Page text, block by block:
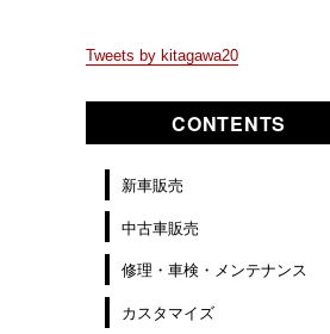
Tweets by kitagawa20
CONTENTS
新車販売
中古車販売
修理・車検・メンテナンス
カスタマイズ